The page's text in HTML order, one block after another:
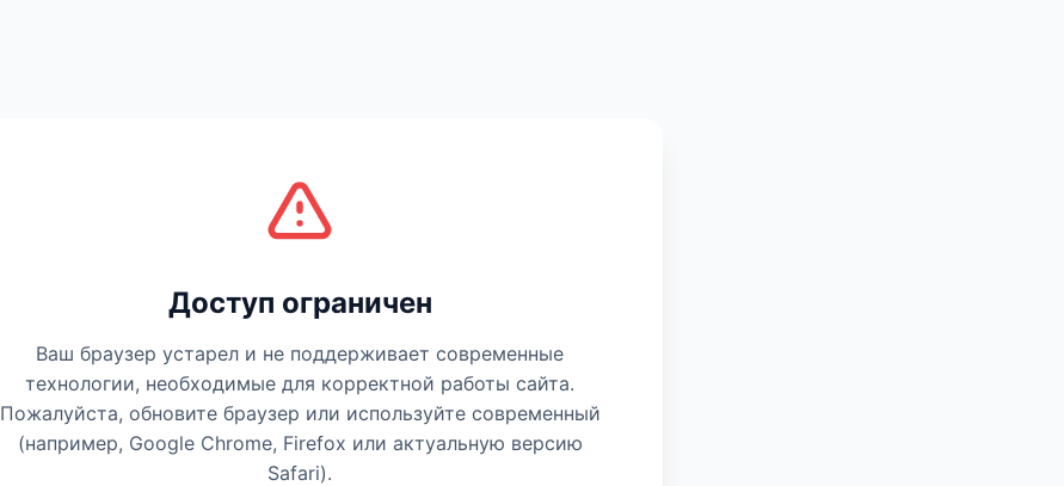
Доступ ограничен
Ваш браузер устарел и не поддерживает современные
технологии, необходимые для корректной работы сайта.
Пожалуйста, обновите браузер или используйте современный
(например, Google Chrome, Firefox или актуальную версию
Safari).